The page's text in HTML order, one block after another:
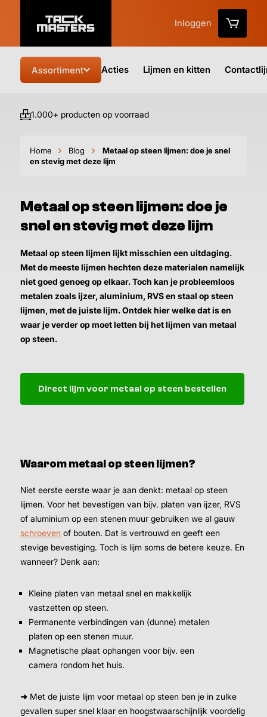
Inloggen
Assortiment Acties Lijmen en kitten
1.000+ producten op voorraad
Home Blog
Metaal op steen lijmen: doe je snel
en stevig met deze lijm
Metaal op steen lijmen: doe je
snel en stevig met deze lijm
Metaal op steen lijmen lijkt misschien een uitdaging.
Met de meeste lijmen hechten deze materialen namelijk
niet goed genoeg op elkaar. Toch kan je probleemloos
metalen zoals ijzer, aluminium, RVS en staal op steen
lijmen, met de juiste lijm. Ontdek hier welke dat is en
waar je verder op moet letten bij het lijmen van metaal
op steen.
Direct lijm voor metaal op steen bestellen
Waarom metaal op steen lijmen?
Niet eerste eerste waar je aan denkt: metaal op steen
lijmen. Voor het bevestigen van bijv. platen van ijzer, RVS
of aluminium op een stenen muur gebruiken we al gauw
schroeven of bouten. Dat is vertrouwd en geeft een
stevige bevestiging. Toch is lijm soms de betere keuze. En
wanneer? Denk aan:
Kleine platen van metaal snel en makkelijk
vastzetten op steen.
Permanente verbindingen van (dunne) metalen
platen op een stenen muur.
Magnetische plaat ophangen voor bijv. een
camera rondom het huis.
➜ Met de juiste lijm voor metaal op steen ben je in zulke
gevallen super snel klaar en hoogstwaarschijnlijk voordelig